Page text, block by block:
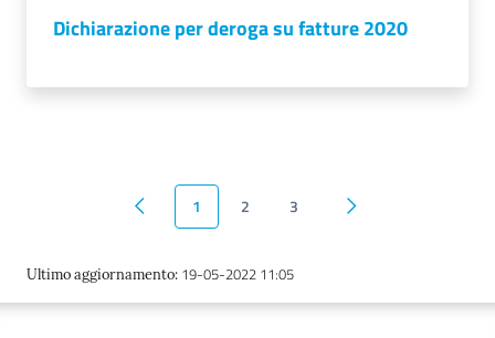
Dichiarazione per deroga su fatture 2020
Pagina precedente
1 2 3 Pagina successiva
Ultimo aggiornamento: 19-05-2022 11:05